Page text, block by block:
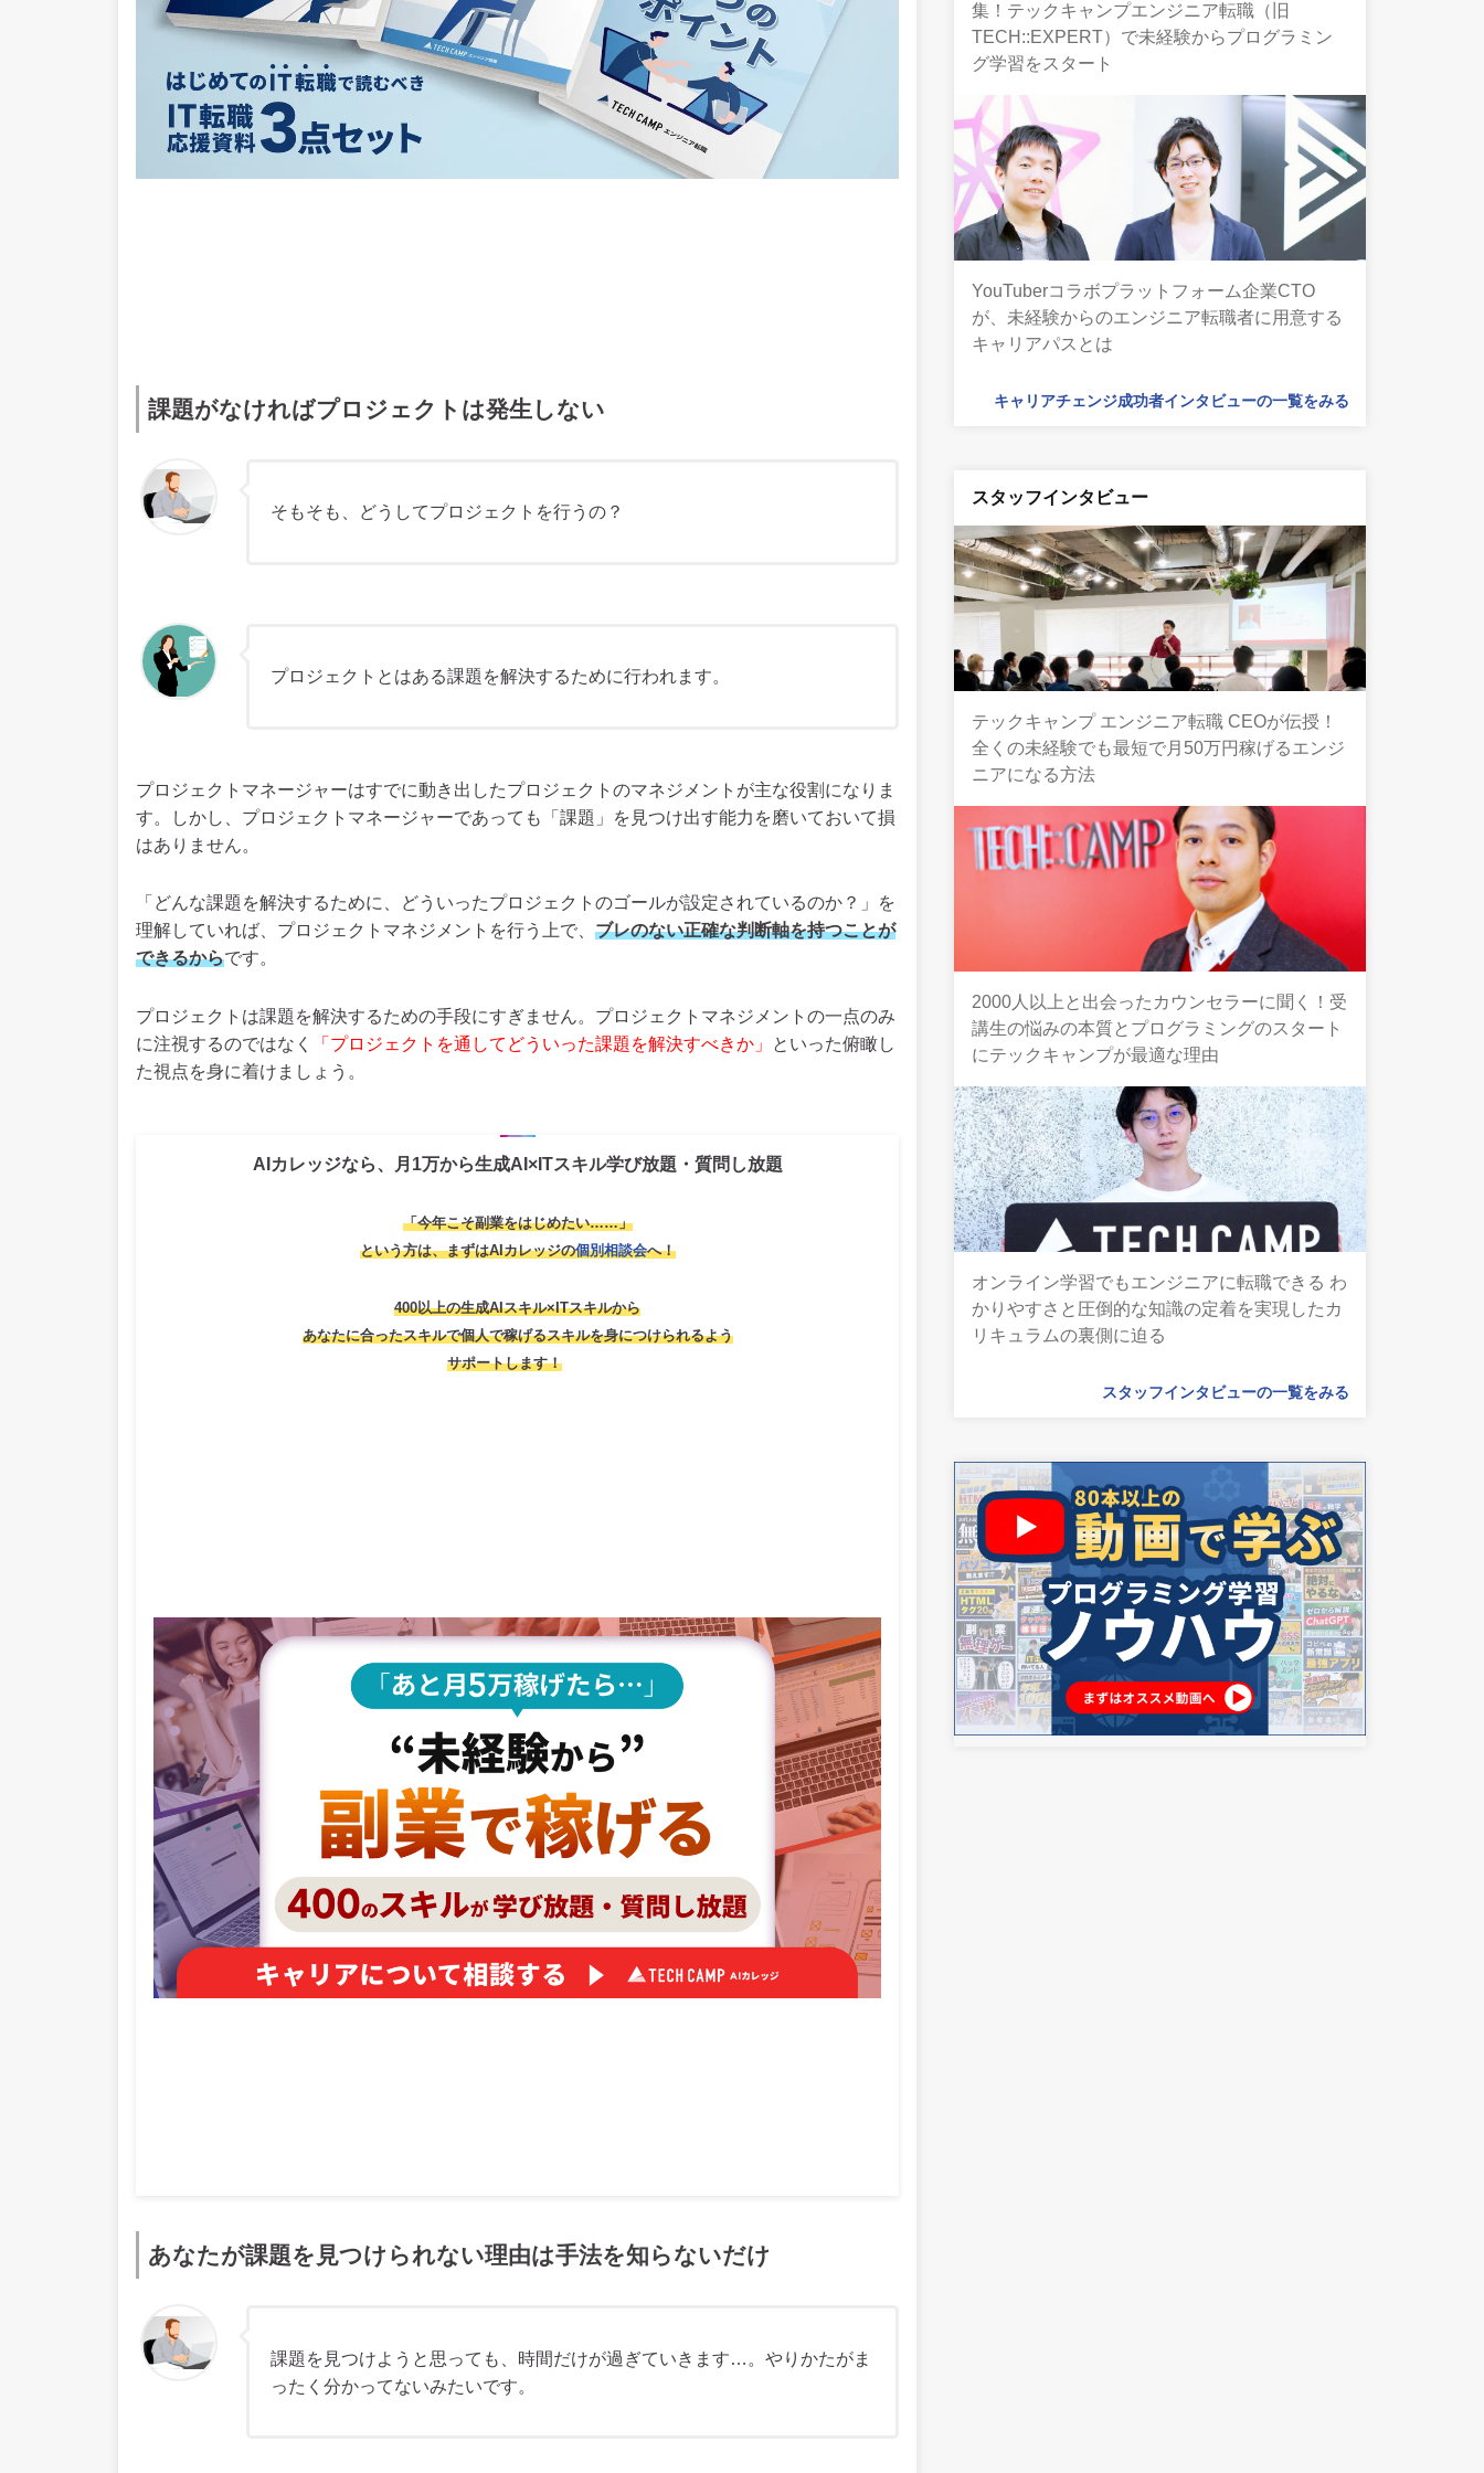
課題がなければプロジェクトは発生しない
そもそも、どうしてプロジェクトを行うの？
プロジェクトとはある課題を解決するために行われます。
プロジェクトマネージャーはすでに動き出したプロジェクトのマネジメントが主な役割になりま
す。しかし、プロジェクトマネージャーであっても「課題」を見つけ出す能力を磨いておいて損
はありません。
「どんな課題を解決するために、どういったプロジェクトのゴールが設定されているのか？」を
理解していれば、プロジェクトマネジメントを行う上で、 ブレのない正確な判断軸を持つことが
できるからです。
プロジェクトは課題を解決するための手段にすぎません。プロジェクトマネジメントの一点のみ
に注視するのではなく
「プロジェクトを通してどういった課題を解決すべきか」
といった俯瞰し
た視点を身に着けましょう。
AIカレッジなら、月1万から生成AI×ITスキル学び放題・質問し放題
「今年こそ副業をはじめたい……」
という方は、まずはAIカレッジの個別相談会へ！
400以上の生成AIスキル×ITスキルから
あなたに合ったスキルで個人で稼げるスキルを身につけられるよう
サポートします！
あなたが課題を見つけられない理由は手法を知らないだけ
課題を見つけようと思っても、時間だけが過ぎていきます…。やりかたがま
ったく分かってないみたいです。
集！テックキャンプエンジニア転職（旧
TECH::EXPERT）で未経験からプログラミン
グ学習をスタート
YouTuberコラボプラットフォーム企業CTO
が、未経験からのエンジニア転職者に用意する
キャリアパスとは
キャリアチェンジ成功者インタビューの一覧をみる
スタッフインタビュー
テックキャンプ エンジニア転職 CEOが伝授！
全くの未経験でも最短で月50万円稼げるエンジ
ニアになる方法
2000人以上と出会ったカウンセラーに聞く！受
講生の悩みの本質とプログラミングのスタート
にテックキャンプが最適な理由
オンライン学習でもエンジニアに転職できる わ
かりやすさと圧倒的な知識の定着を実現したカ
リキュラムの裏側に迫る
スタッフインタビューの一覧をみる